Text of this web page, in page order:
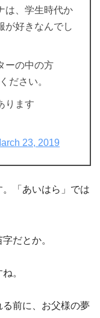
は、学生時代か
が好きなんでし
ーの中の方
ださい。
ります
23, 2019
「あいはら」では
だとか。
。
前に、お父様の夢